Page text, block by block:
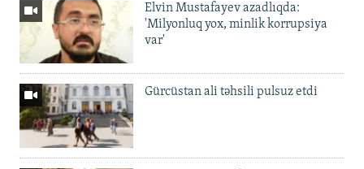
Elvin Mustafayev azadlıqda:
'Milyonluq yox, minlik korrupsiya
var'
Gürcüstan ali təhsili pulsuz etdi